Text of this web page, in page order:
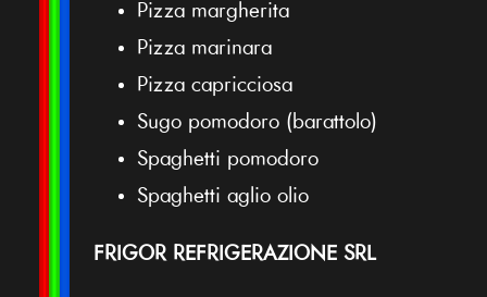
Pizza margherita
Pizza marinara
Pizza capricciosa
Sugo pomodoro (barattolo)
Spaghetti pomodoro
Spaghetti aglio olio
FRIGOR REFRIGERAZIONE SRL